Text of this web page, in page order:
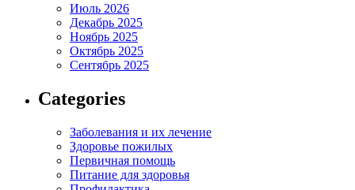
Июль 2026
Декабрь 2025
Ноябрь 2025
Октябрь 2025
Сентябрь 2025
Categories
Заболевания и их лечение
Здоровье пожилых
Первичная помощь
Питание для здоровья